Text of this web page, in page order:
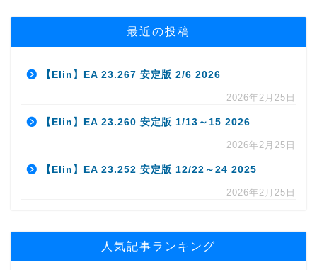
最近の投稿
【Elin】EA 23.267 安定版 2/6 2026
2026年2月25日
【Elin】EA 23.260 安定版 1/13～15 2026
2026年2月25日
【Elin】EA 23.252 安定版 12/22～24 2025
2026年2月25日
人気記事ランキング